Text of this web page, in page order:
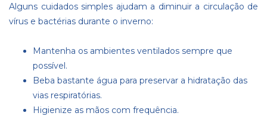
Alguns cuidados simples ajudam a diminuir a circulação de
vírus e bactérias durante o inverno:
Mantenha os ambientes ventilados sempre que
possível.
Beba bastante água para preservar a hidratação das
vias respiratórias.
Higienize as mãos com frequência.